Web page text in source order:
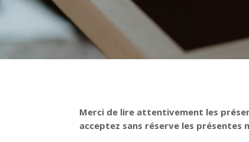
Merci de lire attentivement les
acceptez sans réserve les présentes